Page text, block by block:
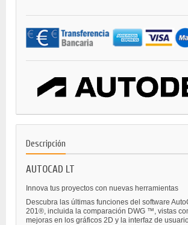
Descripción
AUTOCAD LT
Innova tus proyectos con nuevas herramientas
Descubra las últimas funciones del software
201®, incluida la comparación DWG ™, vistas
mejoras en los gráficos 2D y la interfaz de